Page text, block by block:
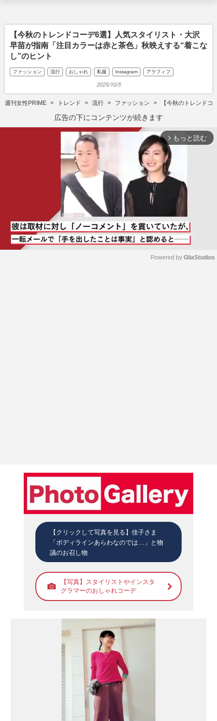
【今秋のトレンドコーデ6選】人気スタイリスト・大沢
早苗が指南「注目カラーは赤と茶色」秋映えする“着こな
し”のヒント
ファッション 流行 おしゃれ 私服 Instagram アラフィフ
2025/10/5
週刊女性PRIME トレンド 流行 ファッション 【今秋のトレンド
広告の下にコンテンツが続きます
arrow_forward_ios もっと読む
Powered by GliaStudios
【クリックして写真を見る】佳子さま
「ボディラインあらわなのでは…」と物
議のお召し物
【写真】スタイリストやインスタ
グラマーのおしゃれコーデ